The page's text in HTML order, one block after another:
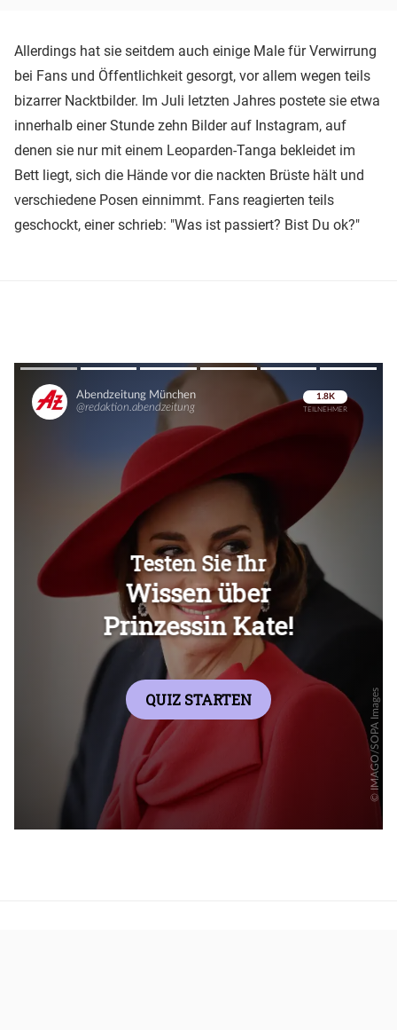
Allerdings hat sie seitdem auch einige Male für Verwirrung
bei Fans und Öffentlichkeit gesorgt, vor allem wegen teils
bizarrer Nacktbilder. Im Juli letzten Jahres postete sie etwa
innerhalb einer Stunde zehn Bilder auf Instagram, auf
denen sie nur mit einem Leoparden-Tanga bekleidet im
Bett liegt, sich die Hände vor die nackten Brüste hält und
verschiedene Posen einnimmt. Fans reagierten teils
geschockt, einer schrieb: "Was ist passiert? Bist Du ok?"
Überspringen
Überspringen